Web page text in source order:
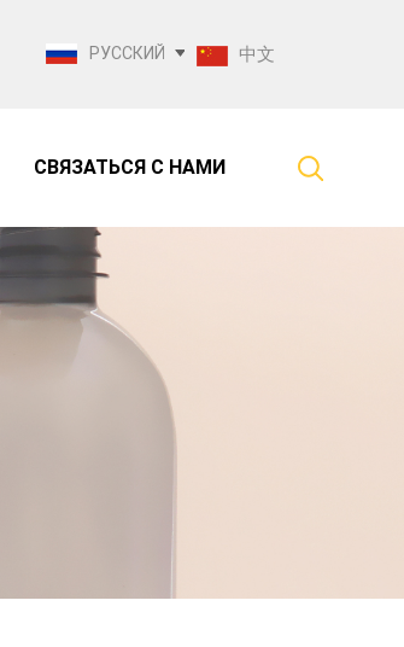
РУССКИЙ 中文
СВЯЗАТЬСЯ С НАМИ